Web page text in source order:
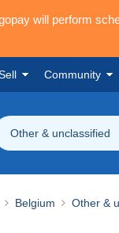
will perform
Community
Other & unclassified
Belgium Other &